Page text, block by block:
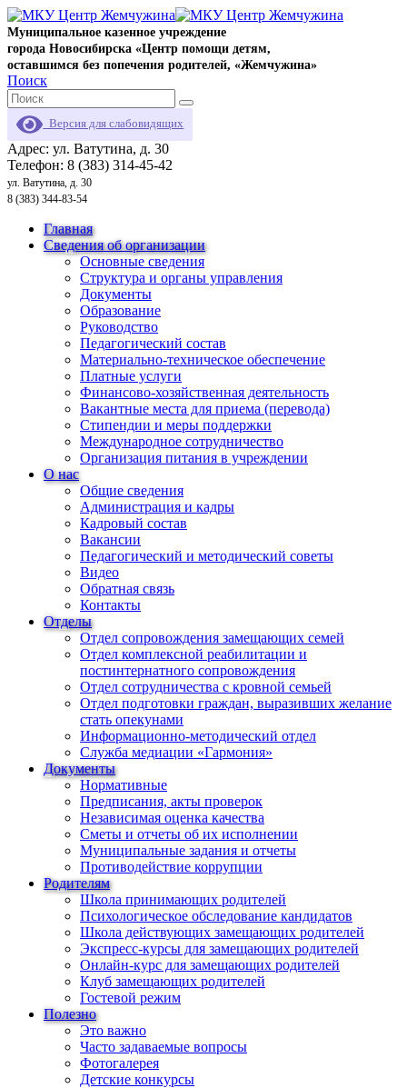
Муниципальное казенное учреждение
города Новосибирска «Центр помощи детям,
оставшимся без попечения родителей, «Жемчужина»
Поиск
Версия для слабовидящих
Адрес: ул. Ватутина, д. 30
Телефон: 8 (383) 314-45-42
ул. Ватутина, д. 30
8 (383) 344-83-54
Главная
Сведения об организации
Основные сведения
Структура и органы управления
Документы
Образование
Руководство
Педагогический состав
Материально-техническое обеспечение
Платные услуги
Финансово-хозяйственная деятельность
Вакантные места для приема (перевода)
Стипендии и меры поддержки
Международное сотрудничество
Организация питания в учреждении
О нас
Общие сведения
Администрация и кадры
Кадровый состав
Вакансии
Педагогический и методический советы
Видео
Обратная связь
Контакты
Отделы
Отдел сопровождения замещающих семей
Отдел комплексной реабилитации и
постинтернатного сопровождения
Отдел сотрудничества с кровной семьей
Отдел подготовки граждан, выразивших желание
стать опекунами
Информационно-методический отдел
Служба медиации «Гармония»
Документы
Нормативные
Предписания, акты проверок
Независимая оценка качества
Сметы и отчеты об их исполнении
Муниципальные задания и отчеты
Противодействие коррупции
Родителям
Школа принимающих родителей
Психологическое обследование кандидатов
Школа действующих замещающих родителей
Экспресс-курсы для замещающих родителей
Онлайн-курс для замещающих родителей
Клуб замещающих родителей
Гостевой режим
Полезно
Это важно
Часто задаваемые вопросы
Фотогалерея
Детские конкурсы